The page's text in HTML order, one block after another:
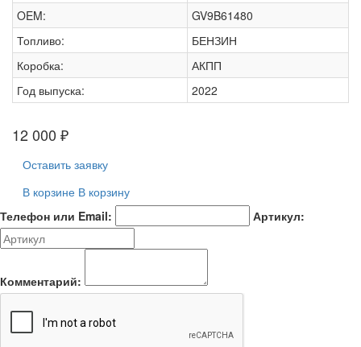
OEM:
GV9B61480
Топливо:
БЕНЗИН
Коробка:
АКПП
Год выпуска:
2022
12 000 ₽
Оставить заявку
В корзине В корзину
Телефон или Email:
Артикул:
Комментарий: